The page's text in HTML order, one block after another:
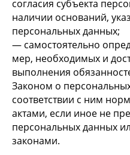
согласия субъекта
наличии оснований,
персональных данных;
— самостоятельно
мер, необходимых и
выполнения
Законом о
соответствии с ним
актами, если иное не
персональных данных
законами.